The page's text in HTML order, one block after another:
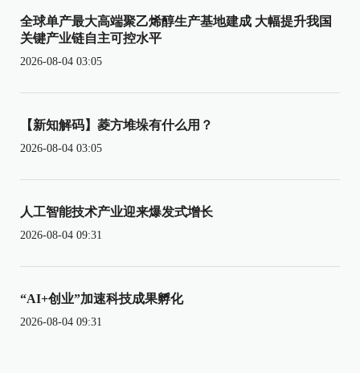
全球单产最大高端聚乙烯醇生产基地建成 大幅提升我国
关键产业链自主可控水平
2026-08-04 03:05
【新知解码】菱方堆垛有什么用？
2026-08-04 03:05
人工智能技术产业迎来爆发式增长
2026-08-04 09:31
“AI+创业”加速科技成果孵化
2026-08-04 09:31